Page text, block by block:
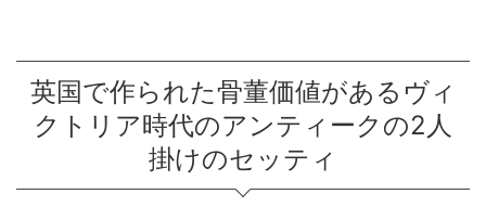
英国で作られた骨董価値があるヴィ
クトリア時代のアンティークの2人
掛けのセッティ